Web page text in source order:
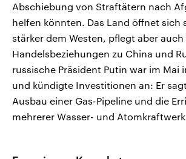
Abschiebung von Straftätern nach
helfen könnten. Das Land öffnet sich
stärker dem Westen, pflegt aber auch
Handelsbeziehungen zu China und
russische Präsident Putin war im Mai
und kündigte Investitionen an: Er
Ausbau einer Gas-Pipeline und die
mehrerer Wasser- und